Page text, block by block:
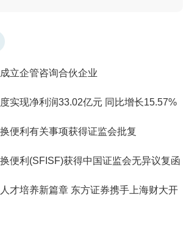
立企管咨询合伙企业
实现净利润33.02亿元 同比增长15.57%
便利有关事项获得证监会批复
便利(SFISF)获得中国证监会无异议复函
才培养新篇章 东方证券携手上海财大开